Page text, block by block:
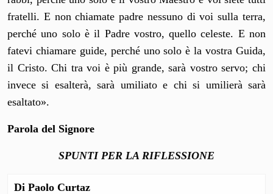
fratelli. E non chiamate padre nessuno di voi sulla terra,
perché uno solo è il Padre vostro, quello celeste. E non
fatevi chiamare guide, perché uno solo è la vostra Guida,
il Cristo. Chi tra voi è più grande, sarà vostro servo; chi
invece si esalterà, sarà umiliato e chi si umilierà sarà
esaltato».
Parola del Signore
SPUNTI PER LA RIFLESSIONE
Di Paolo Curtaz